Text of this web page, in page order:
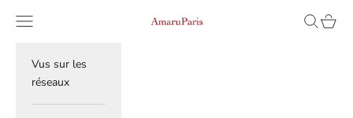
AmaruParis
Navigation menu Search
Cart
Vus sur les
réseaux